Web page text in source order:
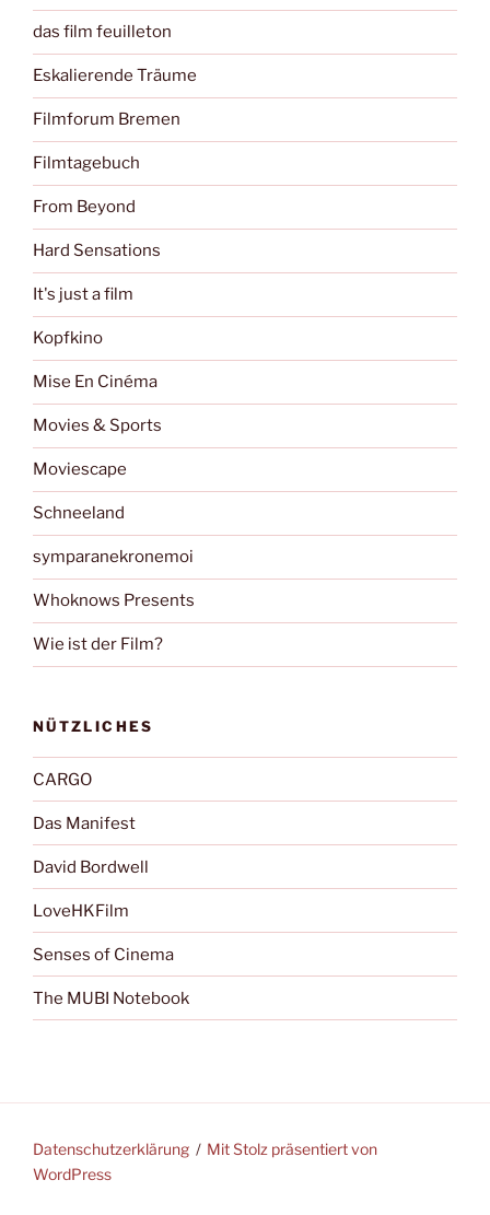
das film feuilleton
Eskalierende Träume
Filmforum Bremen
Filmtagebuch
From Beyond
Hard Sensations
It's just a film
Kopfkino
Mise En Cinéma
Movies & Sports
Moviescape
Schneeland
symparanekronemoi
Whoknows Presents
Wie ist der Film?
NÜTZLICHES
CARGO
Das Manifest
David Bordwell
LoveHKFilm
Senses of Cinema
The MUBI Notebook
Datenschutzerklärung
Mit Stolz präsentiert von
WordPress